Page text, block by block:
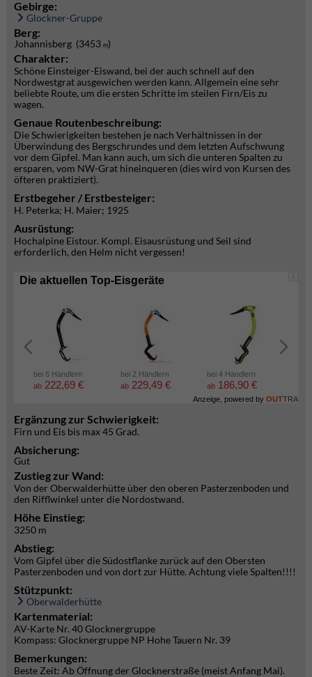
Gebirge:
Glockner-Gruppe
Berg:
Johannisberg (3453 m)
Charakter:
Schöne Einsteiger-Eiswand, bei der auch schnell auf den
Nordwestgrat ausgewichen werden kann. Allgemein eine sehr
beliebte Route, um die ersten Schritte im steilen Firn/Eis zu
wagen.
Genaue Routenbeschreibung:
Die Schwierigkeiten bestehen je nach Verhältnissen in der
Überwindung des Bergschrundes und dem letzten Aufschwung
vor dem Gipfel. Man kann auch, um sich die unteren Spalten zu
ersparen, vom NW-Grat hineinqueren (dies wird von Kursen des
öfteren praktiziert).
Erstbegeher / Erstbesteiger:
H. Peterka; H. Maier; 1925
Ausrüstung:
Hochalpine Eistour. Kompl. Eisausrüstung und Seil sind
erforderlich, den Helm nicht vergessen!
i
Die aktuellen Top-Eisgeräte
bei 6 Händlern
ab 222,69 €
bei 2 Händlern
ab 229,49 €
bei 4 Händlern
ab 186,90 €
Anzeige, powered by OUTTRA
Ergänzung zur Schwierigkeit:
Firn und Eis bis max 45 Grad.
Absicherung:
Gut
Zustieg zur Wand:
Von der Oberwalderhütte über den oberen Pasterzenboden und
den Rifflwinkel unter die Nordostwand.
Höhe Einstieg:
3250 m
Abstieg:
Vom Gipfel über die Südostflanke zurück auf den Obersten
Pasterzenboden und von dort zur Hütte. Achtung viele Spalten!!!!
Stützpunkt:
Oberwalderhütte
Kartenmaterial:
AV-Karte Nr. 40 Glocknergruppe
Kompass: Glocknergruppe NP Hohe Tauern Nr. 39
Bemerkungen:
Beste Zeit: Ab Öffnung der Glocknerstraße (meist Anfang Mai).